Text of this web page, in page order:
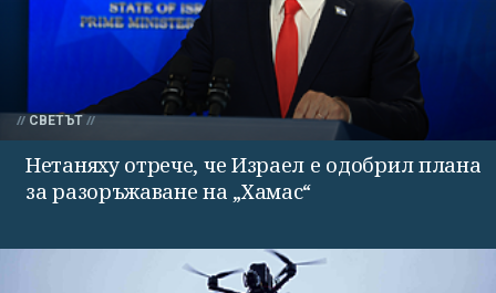
СВЕТЪТ
Нетаняху отрече, че Израел е одобрил плана
за разоръжаване на „Хамас“